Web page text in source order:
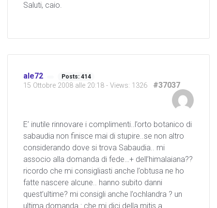
Saluti, caio.
ale72 Posts: 414
15 Ottobre 2008 alle 20:18 - Views: 1326 #37037
E’ inutile rinnovare i complimenti..l’orto botanico di
sabaudia non finisce mai di stupire..se non altro
considerando dove si trova Sabaudia.. mi
associo alla domanda di fede…+ dell’himalaiana??
ricordo che mi consigliasti anche l’obtusa ne ho
fatte nascere alcune.. hanno subito danni
quest’ultime? mi consigli anche l’ochlandra ? un
ultima domanda : che mi dici della mitis a